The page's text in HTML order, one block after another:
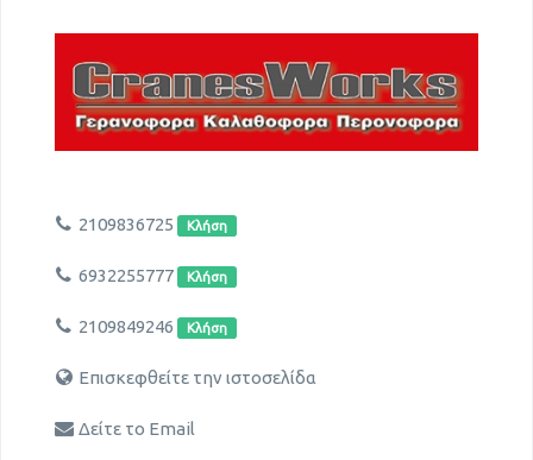
2109836725 Κλήση
6932255777 Κλήση
2109849246 Κλήση
Επισκεφθείτε την ιστοσελίδα
Δείτε το Email